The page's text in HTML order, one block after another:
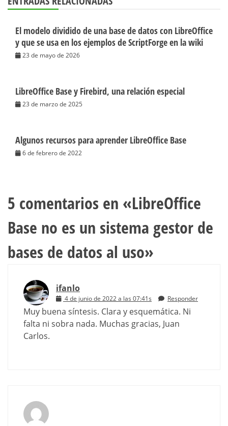
El modelo dividido de una base de datos con LibreOffice
y que se usa en los ejemplos de ScriptForge en la wiki
23 de mayo de 2026
LibreOffice Base y Firebird, una relación especial
23 de marzo de 2025
Algunos recursos para aprender LibreOffice Base
6 de febrero de 2022
5 comentarios en «LibreOffice
Base no es un sistema gestor de
bases de datos al uso»
ifanlo
4 de junio de 2022 a las 07:41s Responder
Muy buena síntesis. Clara y esquemática. Ni
falta ni sobra nada. Muchas gracias, Juan
Carlos.